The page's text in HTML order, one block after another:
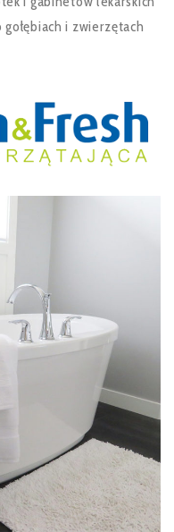
i zwierzętach